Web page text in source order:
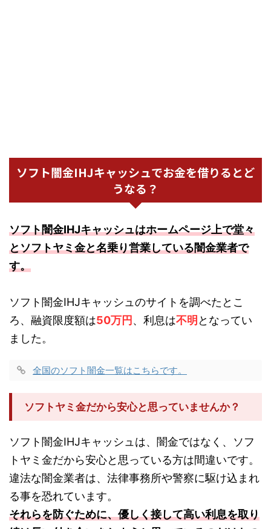
ソフト闇金IHJキャッシュでお金を借りるとど
うなる？
ソフト闇金IHJキャッシュはホームページ上で堂々
とソフトヤミ金と名乗り営業している闇金業者で
す。
ソフト闇金IHJキャッシュのサイトを調べたとこ
ろ、融資限度額は50万円 、利息は不明 となってい
ました。
全国のソフト闇金一覧はこちらです。
ソフトヤミ金だから安心と思っていませんか？
ソフト闇金IHJキャッシュは、闇金ではなく、ソフ
トヤミ金だから安心と思っている方は間違いです。
違法な闇金業者は、法律事務所や警察に駆け込まれ
る事を恐れています。
それらを防ぐために、優しく接して高い利息を取り